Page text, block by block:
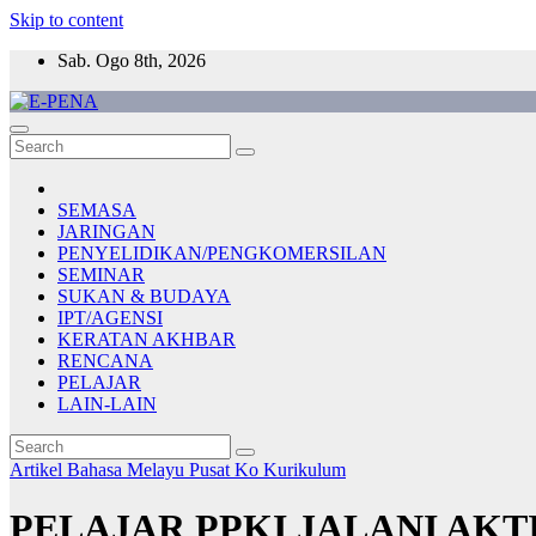
Skip to content
Sab. Ogo 8th, 2026
E-PENA
Berita Digital Terkini
SEMASA
JARINGAN
PENYELIDIKAN/PENGKOMERSILAN
SEMINAR
SUKAN & BUDAYA
IPT/AGENSI
KERATAN AKHBAR
RENCANA
PELAJAR
LAIN-LAIN
Artikel Bahasa Melayu Pusat Ko Kurikulum